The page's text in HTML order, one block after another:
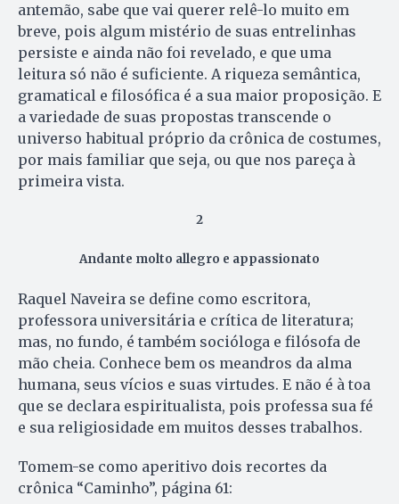
antemão, sabe que vai querer relê-lo muito em
breve, pois algum mistério de suas entrelinhas
persiste e ainda não foi revelado, e que uma
leitura só não é suficiente. A riqueza semântica,
gramatical e filosófica é a sua maior proposição. E
a variedade de suas propostas transcende o
universo habitual próprio da crônica de costumes,
por mais familiar que seja, ou que nos pareça à
primeira vista.
2
Andante molto allegro e appassionato
Raquel Naveira se define como escritora,
professora universitária e crítica de literatura;
mas, no fundo, é também socióloga e filósofa de
mão cheia. Conhece bem os meandros da alma
humana, seus vícios e suas virtudes. E não é à toa
que se declara espiritualista, pois professa sua fé
e sua religiosidade em muitos desses trabalhos.
Tomem-se como aperitivo dois recortes da
crônica “Caminho”, página 61: